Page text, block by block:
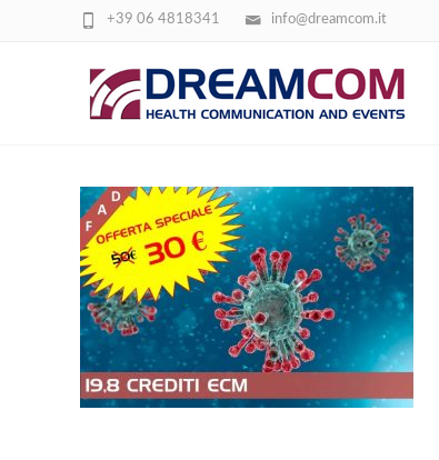
info@dreamcom.it
+39 06 4818341
IMPOSTAZIONE IMMAGINI CORSI